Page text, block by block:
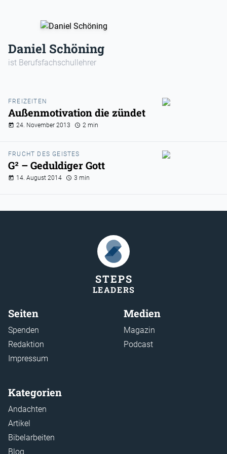
Daniel Schöning
ist Berufsfachschullehrer
FREIZEITEN
Außenmotivation die zündet
24. November 2013 2 min
FRUCHT DES GEISTES
G² – Geduldiger Gott
14. August 2014 3 min
STEPS
LEADERS
Seiten
Spenden
Redaktion
Impressum
Medien
Magazin
Podcast
Kategorien
Andachten
Artikel
Bibelarbeiten
Blog